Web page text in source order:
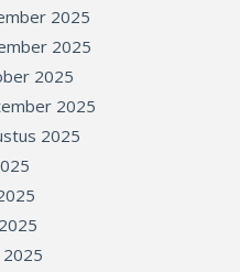
2025
2025
2025
2025
2025
2025